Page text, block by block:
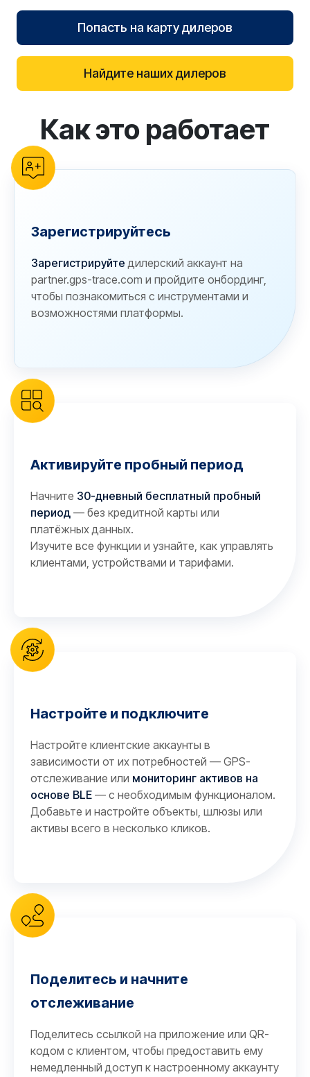
Попасть на карту дилеров
Найдите наших дилеров
reCAPTCHA verification
Как это работает
Зарегистрируйтесь
Зарегистрируйте дилерский аккаунт на
partner.gps-trace.com и пройдите онбординг,
чтобы познакомиться с инструментами и
возможностями платформы.
Активируйте пробный период
Начните 30-дневный бесплатный пробный
период — без кредитной карты или
платёжных данных.
Изучите все функции и узнайте, как управлять
клиентами, устройствами и тарифами.
Настройте и подключите
Настройте клиентские аккаунты в
зависимости от их потребностей — GPS-
отслеживание или мониторинг активов на
основе BLE — с необходимым функционалом.
Добавьте и настройте объекты, шлюзы или
активы всего в несколько кликов.
Поделитесь и начните
отслеживание
Поделитесь ссылкой на приложение или QR-
кодом с клиентом, чтобы предоставить ему
немедленный доступ к настроенному аккаунту